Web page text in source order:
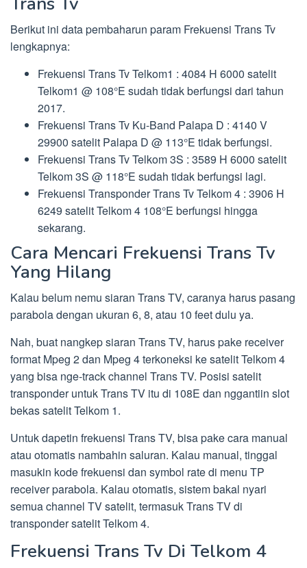
Berikut ini data pembaharun param Frekuensi Trans Tv
lengkapnya:
Frekuensi Trans Tv Telkom1 : 4084 H 6000 satelit
Telkom1 @ 108°E sudah tidak berfungsi dari tahun
2017.
Frekuensi Trans Tv Ku-Band Palapa D : 4140 V
29900 satelit Palapa D @ 113°E tidak berfungsi.
Frekuensi Trans Tv Telkom 3S : 3589 H 6000 satelit
Telkom 3S @ 118°E sudah tidak berfungsi lagi.
Frekuensi Transponder Trans Tv Telkom 4 : 3906 H
6249 satelit Telkom 4 108°E berfungsi hingga
sekarang.
Cara Mencari Frekuensi Trans Tv
Yang Hilang
Kalau belum nemu siaran Trans TV, caranya harus pasang
parabola dengan ukuran 6, 8, atau 10 feet dulu ya.
Nah, buat nangkep siaran Trans TV, harus pake receiver
format Mpeg 2 dan Mpeg 4 terkoneksi ke satelit Telkom 4
yang bisa nge-track channel Trans TV. Posisi satelit
transponder untuk Trans TV itu di 108E dan nggantiin slot
bekas satelit Telkom 1.
Untuk dapetin frekuensi Trans TV, bisa pake cara manual
atau otomatis nambahin saluran. Kalau manual, tinggal
masukin kode frekuensi dan symbol rate di menu TP
receiver parabola. Kalau otomatis, sistem bakal nyari
semua channel TV satelit, termasuk Trans TV di
transponder satelit Telkom 4.
Frekuensi Trans Tv Di Telkom 4